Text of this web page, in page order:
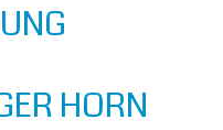
HORN